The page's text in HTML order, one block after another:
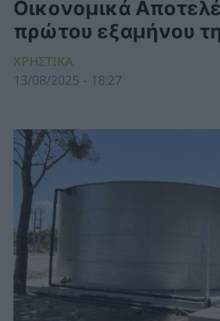
Οικονομικά
πρώτου εξαμήνου
ΧΡΗΣΤΙΚΑ
13/08/2025 - 18:27